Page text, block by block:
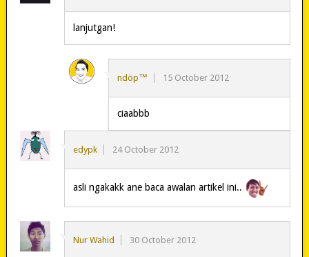
lanjutgan!
ndöp™ 15 October 2012
ciaabbb
edypk 24 October 2012
asli ngakakk ane baca awalan artikel ini..
Nur Wahid 30 October 2012